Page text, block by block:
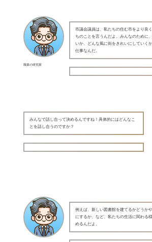
職業の研究家
市議会議員は、私たちの住む市をより良
ちのことを言うんだよ。みんなのために
いか、どんな風に街をきれいにしていく
仕事なんだ。
みんなで話し合って決めるんですね！具体的にはどんなこ
とを話し合うのですか？
例えば、新しい図書館を建てるかどうか
にするか、など、私たちの生活に関わる
めるんだよ。